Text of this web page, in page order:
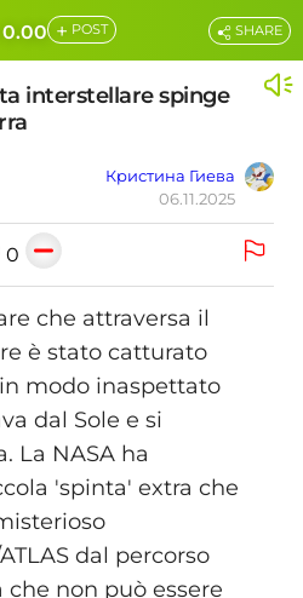
0.00 + POST
interstellare spinge
Кристина Гиева
06.11.2025
SHARE
0
che attraversa il
è stato catturato
modo inaspettato
dal Sole e si
La NASA ha
'spinta' extra che
dal percorso
non può essere